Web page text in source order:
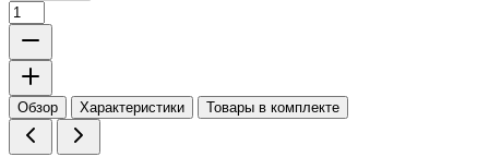
Обзор Характеристики Товары в комплекте